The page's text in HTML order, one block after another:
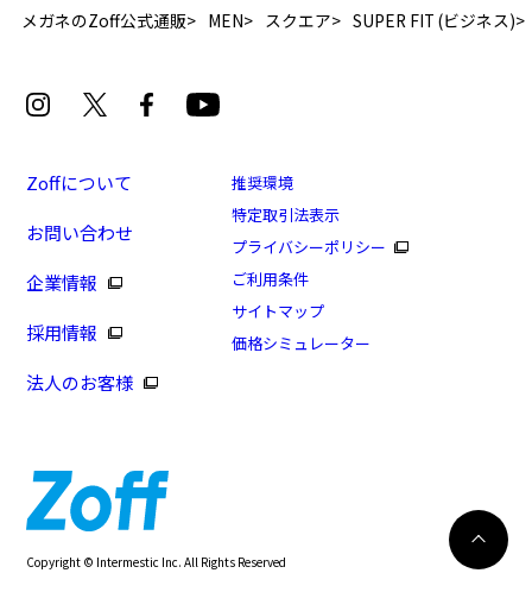
[スペシャルプライス]ビジネスでも大活躍のスクエア
フレーム/SUPER FIT(アウトレット店舗限定商品)
商品番号：ZP242002-15E1/フレームカラー：シルバー/
単価：￥6,100
※商品が再入荷された際にメールでお知らせします。
※本サービスは商品の購入をお約束するものではありません。
※ご希望の商品が再入荷しない場合もございますので予めご了承ください。
※「再入荷お知らせメール」はZoffオンラインストアで取り扱っている商品が対象
となります。
再入荷のお知らせ
メガネのZoff公式通販 MEN スクエア SUPER FIT (ビジネス)
Zoffについて
お問い合わせ
企業情報
採用情報
法人のお客様
推奨環境
特定取引法表示
プライバシーポリシー
ご利用条件
サイトマップ
価格シミュレーター
Copyright © Intermestic Inc. All Rights Reserved